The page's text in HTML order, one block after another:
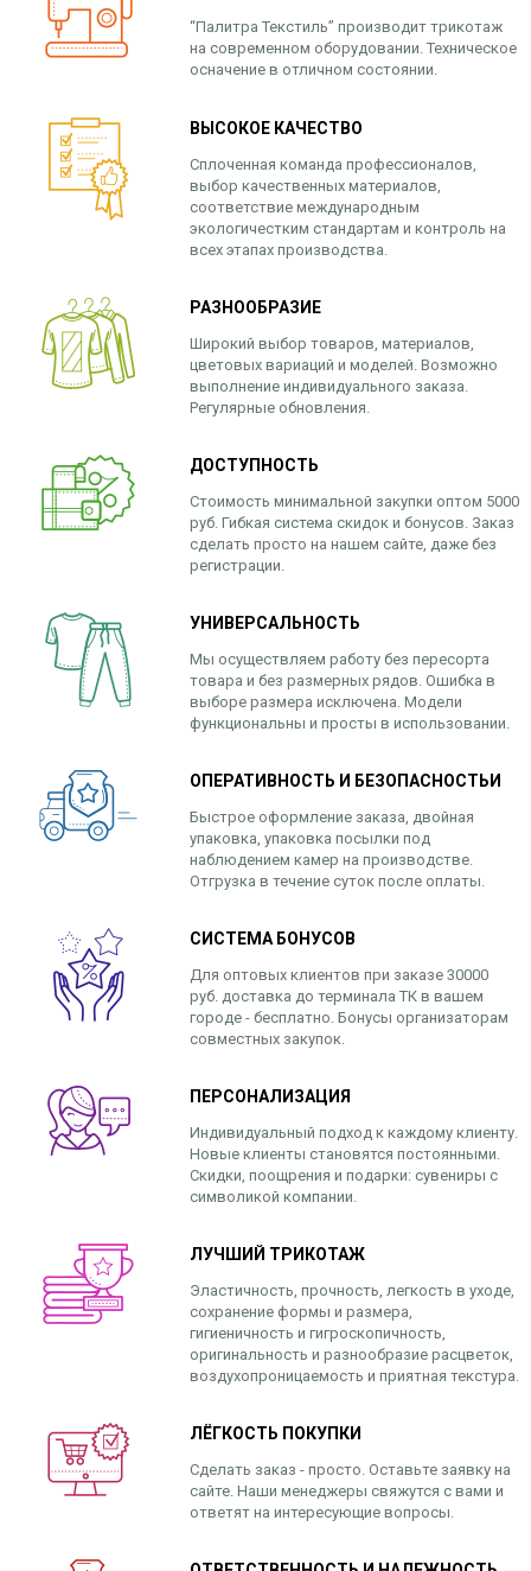
“Палитра Текстиль” производит трикотаж
на современном оборудовании. Техническое
осначение в отличном состоянии.
ВЫСОКОЕ КАЧЕСТВО
Сплоченная команда профессионалов,
выбор качественных материалов,
соответствие международным
экологичестким стандартам и контроль на
всех этапах производства.
РАЗНООБРАЗИЕ
Широкий выбор товаров, материалов,
цветовых вариаций и моделей. Возможно
выполнение индивидуального заказа.
Регулярные обновления.
ДОСТУПНОСТЬ
Стоимость минимальной закупки оптом 5000
руб. Гибкая система скидок и бонусов. Заказ
сделать просто на нашем сайте, даже без
регистрации.
УНИВЕРСАЛЬНОСТЬ
Мы осуществляем работу без пересорта
товара и без размерных рядов. Ошибка в
выборе размера исключена. Модели
функциональны и просты в использовании.
ОПЕРАТИВНОСТЬ И БЕЗОПАСНОСТЬИ
Быстрое оформление заказа, двойная
упаковка, упаковка посылки под
наблюдением камер на производстве.
Отгрузка в течение суток после оплаты.
СИСТЕМА БОНУСОВ
Для оптовых клиентов при заказе 30000
руб. доставка до терминала ТК в вашем
городе - бесплатно. Бонусы организаторам
совместных закупок.
ПЕРСОНАЛИЗАЦИЯ
Индивидуальный подход к каждому клиенту.
Новые клиенты становятся постоянными.
Скидки, поощрения и подарки: сувениры с
символикой компании.
ЛУЧШИЙ ТРИКОТАЖ
Эластичность, прочность, легкость в уходе,
сохранение формы и размера,
гигиеничность и гигроскопичность,
оригинальность и разнообразие расцветок,
воздухопроницаемость и приятная текстура.
ЛЁГКОСТЬ ПОКУПКИ
Сделать заказ - просто. Оставьте заявку на
сайте. Наши менеджеры свяжутся с вами и
ответят на интересующие вопросы.